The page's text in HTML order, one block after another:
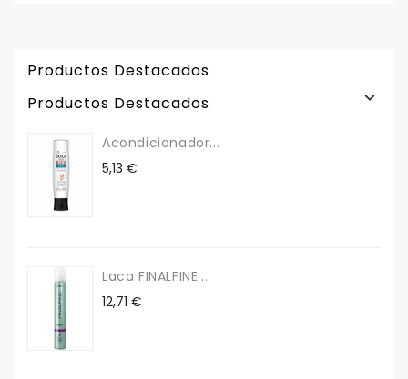
Productos Destacados
Productos Destacados

Acondicionador...
Precio
5,13 €
Laca FINALFINE...
Precio
12,71 €